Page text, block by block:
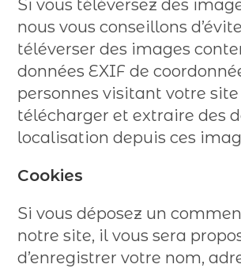
Si vous téléversez des
nous vous conseillons
téléverser des images
données EXIF de
personnes visitant votre
télécharger et extraire des
localisation depuis ces
Cookies
Si vous déposez un
notre site, il vous sera
d’enregistrer votre nom,